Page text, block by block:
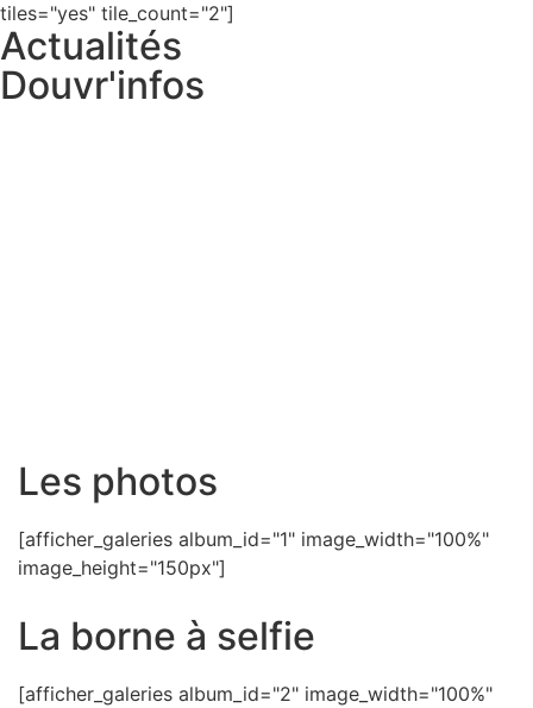
tiles="yes" tile_count="2"]
Actualités
Douvr'infos
Les photos
[afficher_galeries album_id="1" image_width="100%"
image_height="150px"]
La borne à selfie
[afficher_galeries album_id="2" image_width="100%"